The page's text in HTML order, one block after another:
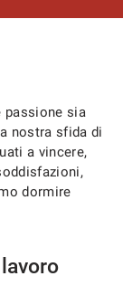
passione sia
nostra sfida di
a vincere,
dormire